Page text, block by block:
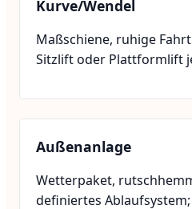
Kurve/Wendel
Maßschiene, ruhige
Sitzlift oder Plattformlift
Außenanlage
Wetterpaket,
definiertes